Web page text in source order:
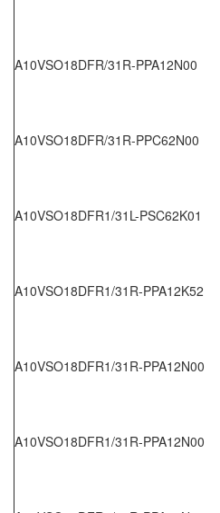
A10VSO18DFR/31R-PPA12N00
A10VSO18DFR/31R-PPC62N00
A10VSO18DFR1/31L-PSC62K01
A10VSO18DFR1/31R-PPA12K52
A10VSO18DFR1/31R-PPA12N00
A10VSO18DFR1/31R-PPA12N00